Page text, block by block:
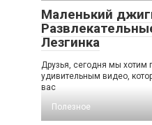
Маленький
Лезгинка
Друзья, сегодня мы хотим
удивительным видео,
вас
Полезное